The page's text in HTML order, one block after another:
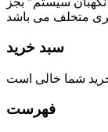
متخلف می باشد
سبد خرید
فهرست